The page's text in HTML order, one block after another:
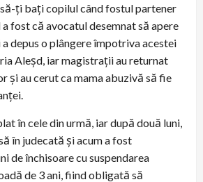
ți bați copilul când fostul partener
fost că avocatul desemnat să apere
depus o plângere împotriva acestei
Aleșd, iar magistrații au returnat
și au cerut ca mama abuzivă să fie
în cele din urmă, iar după două luni,
în judecată și acum a fost
de închisoare cu suspendarea
de 3 ani, fiind obligată să